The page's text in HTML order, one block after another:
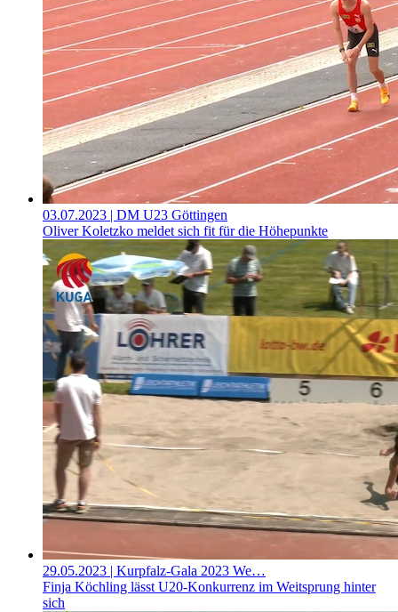
03.07.2023 | DM U23 Göttingen
Oliver Koletzko meldet sich fit für die Höhepunkte
29.05.2023 | Kurpfalz-Gala 2023 We…
Finja Köchling lässt U20-Konkurrenz im Weitsprung hinter
sich